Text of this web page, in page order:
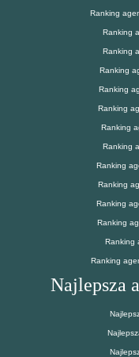
Ranking
Ranking
Ranking
Ranking
Ranking
Ranking
Ranking
Ranking
Ranking
Ranking
Ranking
Ranking
Ranking
Ranking
Najlepsza